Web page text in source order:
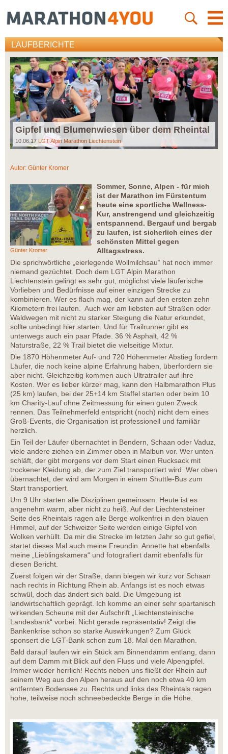
LAUFBERICHTE
Gipfel und Blumenwiesen über dem Rheintal
10.06.17 LGT Alpin Marathon Liechtenstein
Autor: Günter Kromer
Günter Kromer
Sommer, Sonne, Alpen - für mich
ist der Marathon im Fürstentum
heute eine sportliche Wellness-
Kur, anstrengend und gleichzeitig
entspannend. Bergauf und bergab
zu laufen, ist sicherlich eines der
schönsten Mittel gegen
Alltagsstress.
Die sprichwörtliche „eierlegende Wollmilchsau“ hat noch immer
niemand gezüchtet. Doch dem LGT Alpin Marathon
Liechtenstein gelingt es sehr gut, möglichst viele läuferische
Vorlieben und Bedürfnisse auf einer einzigen Strecke zu
kombinieren. Wer es flach mag, der kann auf den ersten zehn
Kilometern frei laufen. Auch wer am liebsten auf Straßen oder
Waldwegen mit nicht zu starker Steigung die Natur erkundet,
sollte unbedingt hier starten. Und für Trailrunner gibt es
unterwegs auch ein paar Pfade. 36 % Asphalt, 42 %
Naturstraße, 22 % Trail bietet die vielseitige Mixtur.
Die 1870 Höhenmeter Auf- und 720 Höhenmeter Abstieg fordern
Läufer, die noch keine alpine Erfahrung haben, überfordern sie
aber nicht. Gleichzeitig kommen auch Ultratrailer auf ihre
Kosten. Wer es lieber kürzer mag, kann den Halbmarathon Plus
(25 km) laufen, bei der 25+14 km Staffel starten oder beim 10
km Charity-Lauf ohne Zeitmessung für einen guten Zweck
rennen. Das Teilnehmerfeld entspricht (noch) nicht dem eines
Groß-Events, die Organisation ist professionell und familiär
herzlich.
Ein Teil der Läufer übernachtet in Bendern, Schaan oder Vaduz,
viele andere ziehen ein Zimmer oben in Malbun vor. Wer unten
schläft, der gibt morgens vor dem Start einen Rucksack mit
trockener Kleidung ab, der zum Ziel transportiert wird. Wer oben
übernachtet, der wird am Morgen in einem Shuttle-Bus zum
Start transportiert.
Um 9 Uhr starten alle Disziplinen gemeinsam. Heute ist es
angenehm warm, aber nicht zu heiß. Auf der Liechtensteiner
Seite des Rheintals ragen alle Berge wolkenfrei in den blauen
Himmel, auf der Schweizer Seite werden einige Gipfel von
Wolken verhüllt. Da mir die Strecke im letzten Jahr so gut gefiel,
startet dieses Mal auch meine Freundin. Annette hat ebenfalls
meine „Lieblingskamera“ und fotografiert damit ebenfalls für
diesen Bericht.
Zuerst folgen wir der Straße, dann biegen wir kurz vor Schaan
nach rechts in Richtung Rhein ab. Anfangs ist es noch etwas
schwül, doch das ändert sich bald. Die Umgebung ist
landwirtschaftlich geprägt. Ich komme an einer sehr spartanisch
wirkenden Scheune mit der Aufschrift „Liechtensteinische
Landesbank“ vorbei. Nicht gerade repräsentativ! Zeigt die
Bankenkrise schon so starke Auswirkungen? Zum Glück
sponsert die LGT-Bank schon zum 18. Mal den Marathon.
Bald darauf laufen wir ein Stück am Binnendamm entlang, dann
auf dem Damm mit Blick auf den Fluss und viele Alpengipfel.
Immer wieder herrlich! Rechts neben uns fließt der Rhein auf
seinem Weg aus den Alpen heraus auf den noch etwa 40 km
entfernten Bodensee zu. Rechts und links des Rheintals ragen
hohe, teilweise noch schneebedeckte Berge in die Höhe.